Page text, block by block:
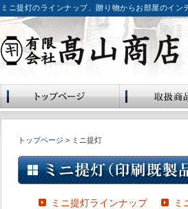
ミニ提灯のラインナップ、贈り物からお部屋のイ
トップページ > ミニ提灯
ミニ提灯ラインナップ ミ